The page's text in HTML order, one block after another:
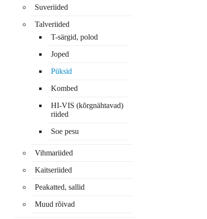
Suveriided
Talveriided
T-särgid, polod
Joped
Püksid
Kombed
HI-VIS (kõrgnähtavad)
riided
Soe pesu
Vihmariided
Kaitseriided
Peakatted, sallid
Muud rõivad